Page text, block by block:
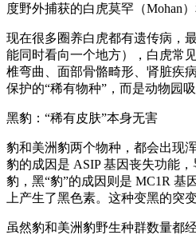
度野外捕获的白虎莫罕（Mohan
现在很多圈养白虎都有遗传病，
能同时看向一个地方），白虎常
椎弯曲、面部骨骼畸形、肾脏疾
保护的“稀有物种”，而是动物园
黑豹：“稀有皮肤”本身无害
豹和美洲豹两个物种，都会出现
豹的成因是 ASIP 基因丧失功能
豹，黑“豹”的成因则是 MC1R 基
上产生了黑色素。这种变黑的突
虽然豹和美洲豹野生种群数量都